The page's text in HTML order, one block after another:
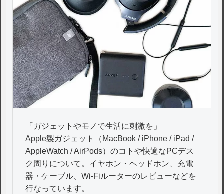
「ガジェットやモノで生活に刺激を」
Apple製ガジェット（MacBook / iPhone / iPad /
AppleWatch / AirPods）のコトや快適なPCデス
ク周りについて。イヤホン・ヘッドホン、充電
器・ケーブル、Wi-Fiルーターのレビューなどを
行なっています。